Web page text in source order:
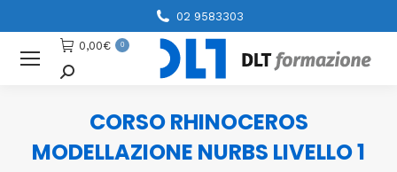
02 9583303
0,00€ 0
Cerca
CORSO RHINOCEROS
MODELLAZIONE NURBS LIVELLO 1